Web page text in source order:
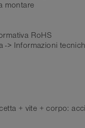
montare
RoHS
-> Informazioni
+ vite + corpo: